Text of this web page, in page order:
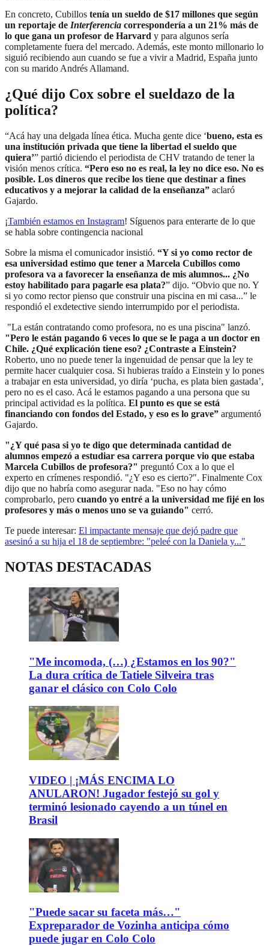
En concreto, Cubillos tenía un sueldo de $17 millones que según
un reportaje de Interferencia correspondería a un 21% más de
lo que gana un profesor de Harvard y para algunos sería
completamente fuera del mercado. Además, este monto millonario lo
siguió recibiendo aun cuando se fue a vivir a Madrid, España junto
con su marido Andrés Allamand.
¿Qué dijo Cox sobre el sueldazo de la
política?
“Acá hay una delgada línea ética. Mucha gente dice ‘bueno, esta es
una institución privada que tiene la libertad el sueldo que
quiera’” partió diciendo el periodista de CHV tratando de tener la
visión menos crítica. “Pero eso no es real, la ley no dice eso. No es
posible. Los dineros que recibe los tiene que destinar a fines
educativos y a mejorar la calidad de la enseñanza” aclaró
Gajardo.
¡También estamos en Instagram! Síguenos para enterarte de lo que
se habla sobre contingencia nacional
Sobre la misma el comunicador insistió. “Y si yo como rector de
esa universidad estimo que tener a Marcela Cubillos como
profesora va a favorecer la enseñanza de mis alumnos... ¿No
estoy habilitado para pagarle esa plata?” dijo. “Obvio que no. Y
si yo como rector pienso que construir una piscina en mi casa...” le
respondió el exdetective siendo interrumpido por el periodista.
"La están contratando como profesora, no es una piscina" lanzó.
"Pero le están pagando 6 veces lo que se le paga a un doctor en
Chile. ¿Qué explicación tiene eso? ¿Contraste a Einstein?
Roberto, uno no puede tener la ingenuidad de pensar que la ley te
permite hacer cualquier cosa. Si hubieras traído a Einstein y lo pones
a trabajar en esta universidad, yo diría ‘pucha, es plata bien gastada’,
pero no es el caso. Acá le estamos pagando a una persona que su
principal actividad es la política. El punto es que se está
financiando con fondos del Estado, y eso es lo grave” argumentó
Gajardo.
"¿Y qué pasa si yo te digo que determinada cantidad de
alumnos empezó a estudiar esa carrera porque vio que estaba
Marcela Cubillos de profesora?" preguntó Cox a lo que el
experto en crímenes respondió. "¿Y eso es cierto?". Finalmente Cox
dijo que no habría como asegurar nada. "Eso no hay cómo
comprobarlo, pero cuando yo entré a la universidad me fijé en los
profesores y más o menos uno se va guiando" cerró.
Te puede interesar: El impactante mensaje que dejó padre que
asesinó a su hija el 18 de septiembre: "peleé con la Daniela y..."
NOTAS DESTACADAS
"Me incomoda, (…) ¿Estamos en los 90?"
La dura crítica de Tatiele Silveira tras
ganar el clásico con Colo Colo
VIDEO | ¡MÁS ENCIMA LO
ANULARON! Jugador festejó su gol y
terminó lesionado cayendo a un túnel en
Brasil
"Puede sacar su faceta más…"
Expreparador de Vozinha anticipa cómo
puede jugar en Colo Colo